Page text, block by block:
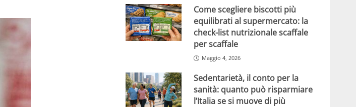
Come scegliere biscotti più
equilibrati al supermercato: la
check-list nutrizionale scaffale
per scaffale
Maggio 4, 2026
Sedentarietà, il conto per la
sanità: quanto può risparmiare
l’Italia se si muove di più